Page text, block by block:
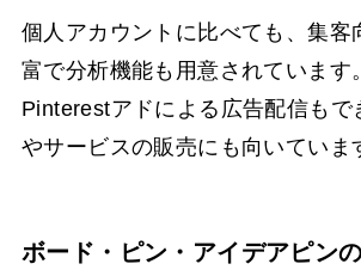
個人アカウントに比べても、集客
富で分析機能も用意されています。
Pinterestアドによる広告配信もで
やサービスの販売にも向いていま
ボード・ピン・アイデアピン